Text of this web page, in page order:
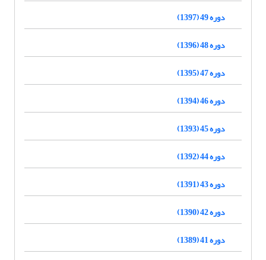
دوره 49 (1397)
دوره 48 (1396)
دوره 47 (1395)
دوره 46 (1394)
دوره 45 (1393)
دوره 44 (1392)
دوره 43 (1391)
دوره 42 (1390)
دوره 41 (1389)